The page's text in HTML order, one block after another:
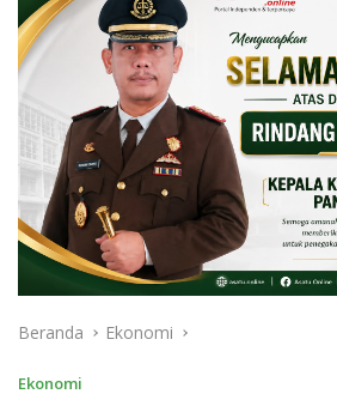
Beranda Ekonomi
Ekonomi